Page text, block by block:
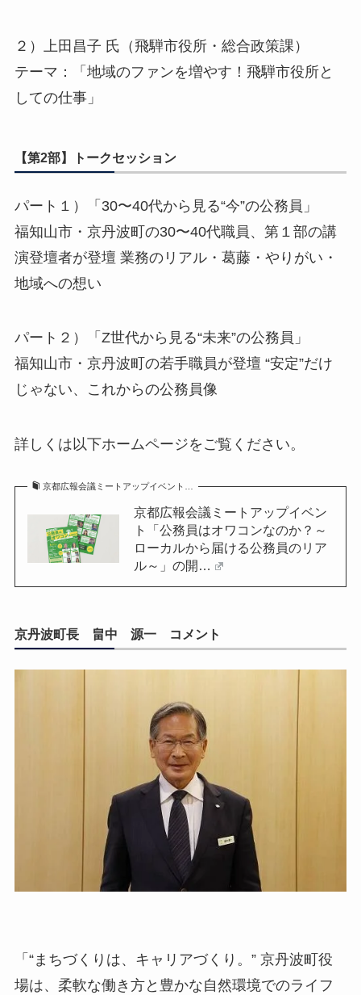
２）上田昌子 氏（飛騨市役所・総合政策課）
テーマ：「地域のファンを増やす！飛騨市役所と
しての仕事」
【第2部】トークセッション
パート１）「30〜40代から見る“今”の公務員」
福知山市・京丹波町の30〜40代職員、第１部の講
演登壇者が登壇 業務のリアル・葛藤・やりがい・
地域への想い
パート２）「Z世代から見る“未来”の公務員」
福知山市・京丹波町の若手職員が登壇 “安定”だけ
じゃない、これからの公務員像
詳しくは以下ホームページをご覧ください。
京都広報会議ミートアップイベント…
京都広報会議ミートアップイベン
ト「公務員はオワコンなのか？～
ローカルから届ける公務員のリア
ル～」の開…
京丹波町長 畠中 源一 コメント
「“まちづくりは、キャリアづくり。” 京丹波町役
場は、柔軟な働き方と豊かな自然環境でのライフ